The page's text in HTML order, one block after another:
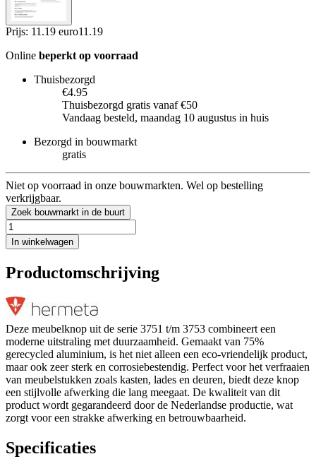
Prijs: 11.19 euro11 .19
Online beperkt op voorraad
Thuisbezorgd
€4.95
Thuisbezorgd gratis vanaf €50
Vandaag besteld, maandag 10 augustus in huis
Bezorgd in bouwmarkt
gratis
Niet op voorraad in onze bouwmarkten. Wel op bestelling
verkrijgbaar.
Zoek bouwmarkt in de buurt
In winkelwagen
Productomschrijving
Deze meubelknop uit de serie 3751 t/m 3753 combineert een
moderne uitstraling met duurzaamheid. Gemaakt van 75%
gerecycled aluminium, is het niet alleen een eco-vriendelijk product,
maar ook zeer sterk en corrosiebestendig. Perfect voor het verfraaien
van meubelstukken zoals kasten, lades en deuren, biedt deze knop
een stijlvolle afwerking die lang meegaat. De kwaliteit van dit
product wordt gegarandeerd door de Nederlandse productie, wat
zorgt voor een strakke afwerking en betrouwbaarheid.
Specificaties